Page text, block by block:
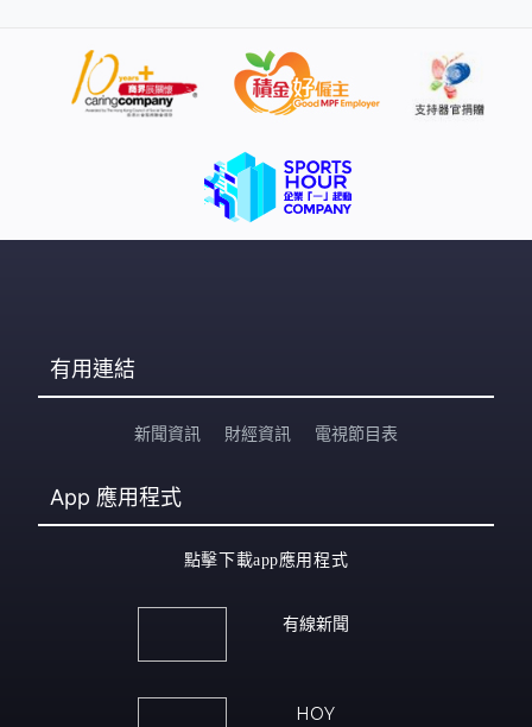
有用連結
新聞資訊 財經資訊 電視節目表
App 應用程式
點擊下載app應用程式
有線新聞
HOY